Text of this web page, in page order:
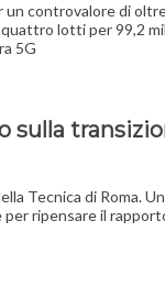
un controvalore di
quattro lotti per 99,2
5G
sulla
Tecnica di Roma. Un
ripensare il